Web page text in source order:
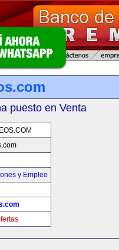
puesto en Venta
y Empleo